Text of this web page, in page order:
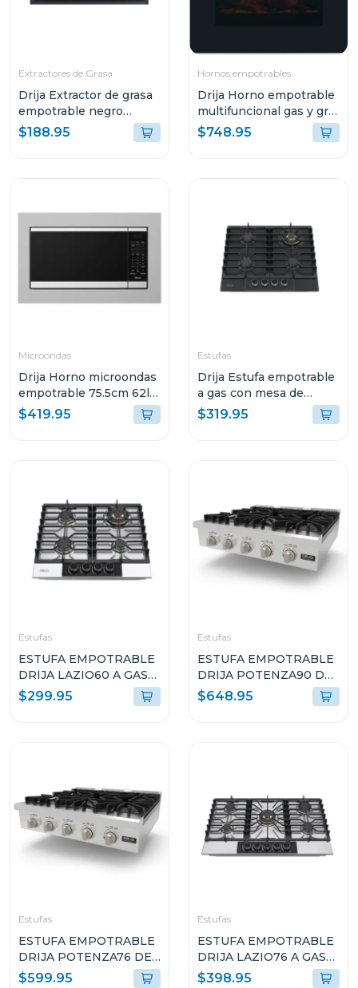
Extractores de Grasa
Drija Extractor de grasa
empotrable negro
59.8cm sottile60
$188.95
Hornos empotrables
Drija Horno empotrable
multifuncional gas y grill
roma 78l 76g
$748.95
Microondas
Drija Horno microondas
empotrable 75.5cm 62l
potencia 1200w
$419.95
Estufas
Drija Estufa empotrable
a gas con mesa de
vitroceramica mate 4
quemadores italia
$319.95
Estufas
ESTUFA EMPOTRABLE
DRIJA LAZIO60 A GAS
DE 60CM CON 4
QUEMADORES
$299.95
Estufas
ESTUFA EMPOTRABLE
DRIJA POTENZA90 DE
90CM CON 5
QUEMADORES
$648.95
Estufas
ESTUFA EMPOTRABLE
DRIJA POTENZA76 DE
76CM CON 5
$599.95
Estufas
ESTUFA EMPOTRABLE
DRIJA LAZIO76 A GAS
DE 76CM CON 5
$398.95